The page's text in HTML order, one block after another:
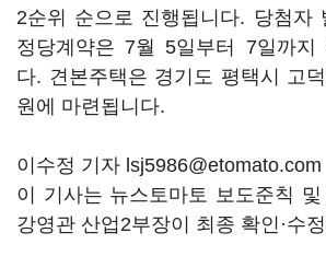
2순위 순으로 진행됩니다. 당첨자
정당계약은 7월 5일부터 7일까지
다. 견본주택은 경기도 평택시 고
원에 마련됩니다.
이수정 기자 lsj5986@etomato.com
이 기사는 뉴스토마토 보도준칙
강영관 산업2부장이 최종 확인·수